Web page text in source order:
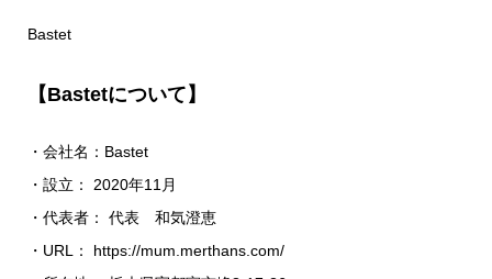
Bastet
【Bastetについて】
・会社名：Bastet
・設立： 2020年11月
・代表者： 代表 和気澄恵
・URL： https://mum.merthans.com/